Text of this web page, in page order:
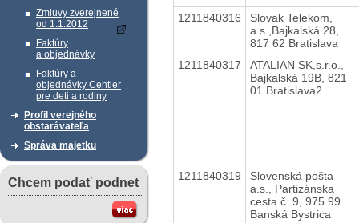
Zmluvy zverejnené
od 1.1.2012
Faktúry
a objednávky
Faktúry a
objednávky Centier
pre deti a rodiny
Profil verejného
obstarávateľa
Správa majetku
Chcem podať podnet
1211840316
Slovak Telekom,
a.s.,Bajkalská 28,
817 62 Bratislava
1211840317
ATALIAN SK,s.r.o.,
Bajkalská 19B, 821
01 Bratislava2
1211840319
Slovenská pošta
a.s., Partizánska
cesta č. 9, 975 99
Banská Bystrica